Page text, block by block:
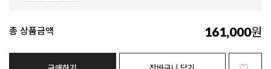
총 상품금액 161,000원